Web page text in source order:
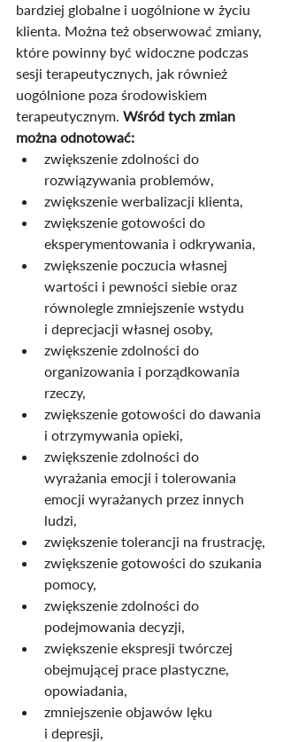
bardziej globalne i uogólnione w życiu
klienta. Można też obserwować zmiany,
które powinny być widoczne podczas
sesji terapeutycznych, jak również
uogólnione poza środowiskiem
terapeutycznym. Wśród tych zmian
można odnotować:
zwiększenie zdolności do
rozwiązywania problemów,
zwiększenie werbalizacji klienta,
zwiększenie gotowości do
eksperymentowania i odkrywania,
zwiększenie poczucia własnej
wartości i pewności siebie oraz
równolegle zmniejszenie wstydu
i deprecjacji własnej osoby,
zwiększenie zdolności do
organizowania i porządkowania
rzeczy,
zwiększenie gotowości do dawania
i otrzymywania opieki,
zwiększenie zdolności do
wyrażania emocji i tolerowania
emocji wyrażanych przez innych
ludzi,
zwiększenie tolerancji na frustrację,
zwiększenie gotowości do szukania
pomocy,
zwiększenie zdolności do
podejmowania decyzji,
zwiększenie ekspresji twórczej
obejmującej prace plastyczne,
opowiadania,
zmniejszenie objawów lęku
i depresji,